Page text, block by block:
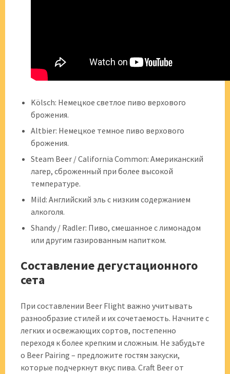
Kölsch: Немецкое светлое пиво верхового
брожения.
Altbier: Немецкое темное пиво верхового
брожения.
Steam Beer / California Common: Американский
лагер, сброженный при более высокой
температуре.
Mild: Английский эль с низким содержанием
алкоголя.
Shandy / Radler: Пиво, смешанное с лимонадом
или другим газированным напитком.
Составление дегустационного
сета
При составлении Beer Flight важно учитывать
разнообразие стилей и их сочетаемость. Начните с
легких и освежающих сортов, постепенно
переходя к более крепким и сложным. Не забудьте
о Beer Pairing – предложите гостям закуски,
которые подчеркнут вкус пива. Craft Beer от